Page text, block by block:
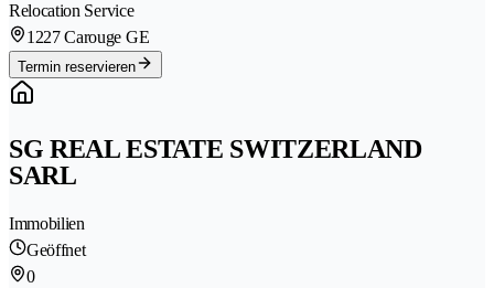
Relocation Service
1227 Carouge GE
Termin reservieren
SG REAL ESTATE SWITZERLAND
SARL
Immobilien
Geöffnet
0